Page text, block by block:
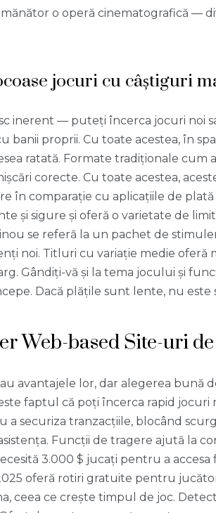
o operă cinematografică —
jocuri cu câștiguri
inerent — puteți încerca jocuri noi
banii proprii. Cu toate acestea, în
ratată. Formate tradiționale cum
corecte. Cu toate acestea,
în comparație cu aplicațiile de
și sigure și oferă o varietate de
se referă la un pachet de
noi. Titluri cu variație medie oferă
Gândiți-vă și la tema jocului și
Dacă plățile sunt lente, nu este
Web-based Site-uri
avantajele lor, dar alegerea bună
faptul că poți încerca rapid jocuri
a securiza tranzacțiile, blocând
Funcții de tragere ajută la
3.000 $ jucați pentru a
oferă rotiri gratuite pentru
ceea ce crește timpul de joc.